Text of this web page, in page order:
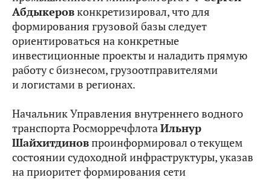
Абдыкеровконкретизировал, что для
формирования грузовой базы следует
ориентироваться на конкретные
инвестиционные проекты и наладить прямую
работу с бизнесом, грузоотправителями
и логистами в регионах.
Начальник Управления внутреннего водного
транспорта РосморречфлотаИльнур
Шайхитдиновпроинформировал о текущем
состоянии судоходной инфраструктуры, указав
на приоритет формирования сети